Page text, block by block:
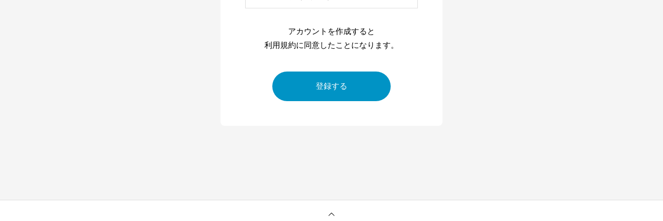
アカウントを作成すると
利用規約に同意したことになります。
登録する